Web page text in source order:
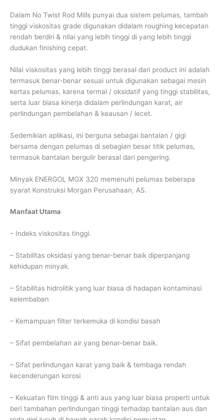
Dalam No Twist Rod Mills punyai dua sistem pelumas, tambah
tinggi viskositas grade digunakan didalam roughing kecepatan
rendah berdiri & nilai yang lebih tinggi di yang lebih tinggi
dudukan finishing cepat.
Nilai viskositas yang lebih tinggi berasal dari product ini adalah
termasuk benar-benar sesuai untuk digunakan sebagai mesin
kertas pelumas, karena termal / oksidatif yang tinggi stabilitas,
serta luar biasa kinerja didalam perlindungan karat, air
perlindungan pembelahan & keausan / lecet.
Sedemikian aplikasi, ini berguna sebagai bantalan / gigi
bersama dengan pelumas di sebagian besar titik pelumas,
termasuk bantalan bergulir berasal dari pengering.
Minyak ENERGOL MGX 320 memenuhi pelumas beberapa
syarat Konstruksi Morgan Perusahaan, AS.
Manfaat Utama
– Indeks viskositas tinggi.
– Stabilitas oksidasi yang benar-benar baik diperpanjang
kehidupan minyak.
– Stabilitas hidrolitik yang luar biasa di hadapan kontaminasi
kelembaban
– Kemampuan filter terkemuka di kondisi basah
– Sifat pembelahan air yang benar-benar baik.
– Sifat perlindungan karat yang baik & tembaga rendah
kecenderungan korosi
– Kekuatan film tinggi & anti aus yang luar biasa properti untuk
beri tambahan perlindungan tinggi terhadap bantalan aus dan